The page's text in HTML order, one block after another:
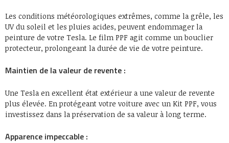
Les conditions météorologiques extrêmes, comme la grêle, les
UV du soleil et les pluies acides, peuvent endommager la
peinture de votre Tesla. Le film PPF agit comme un bouclier
protecteur, prolongeant la durée de vie de votre peinture.
Maintien de la valeur de revente :
Une Tesla en excellent état extérieur a une valeur de revente
plus élevée. En protégeant votre voiture avec un Kit PPF, vous
investissez dans la préservation de sa valeur à long terme.
Apparence impeccable :